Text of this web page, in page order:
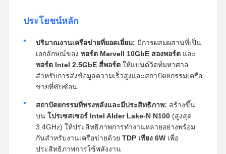
ประโยชน์หลัก
ปริมาณงานเครือข่ายที่ยอดเยี่ยม: มีการผสมผสานที่เป็น
เอกลักษณ์ของ พอร์ต Marvell 10GbE สองพอร์ตและ
พอร์ต Intel 2.5GbE สี่พอร์ตให้แบนด์วิดท์มหาศาล
สำหรับการส่งข้อมูลความเร็วสูงและสถาปัตยกรรมเครือ
ข่ายที่ซับซ้อน
สถาปัตยกรรมที่ทรงพลังและมีประสิทธิภาพ: สร้างขึ้น
บน โปรเซสเซอร์ Intel Alder Lake-N N100(สูงสุด
3.4GHz) ให้ประสิทธิภาพการทำงานหลายอย่างพร้อม
กันสำหรับงานเครือข่ายด้วย TDP เพียง 6Wเพื่อ
ประสิทธิภาพการใช้พลังงาน